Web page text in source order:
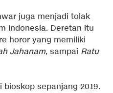
juga menjadi tolak
Indonesia. Deretan itu
horor yang memiliki
Jahanam, sampai Ratu
sepanjang 2019.